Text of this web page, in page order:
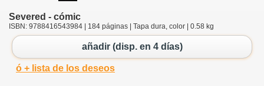
Severed - cómic
ISBN: 9788416543984 | 184 páginas | Tapa dura, color | 0.58 kg
añadir (disp. en 4 días)
ó + lista de los deseos